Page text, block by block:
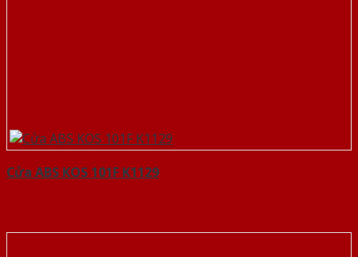
Cửa ABS KOS 101F K1129